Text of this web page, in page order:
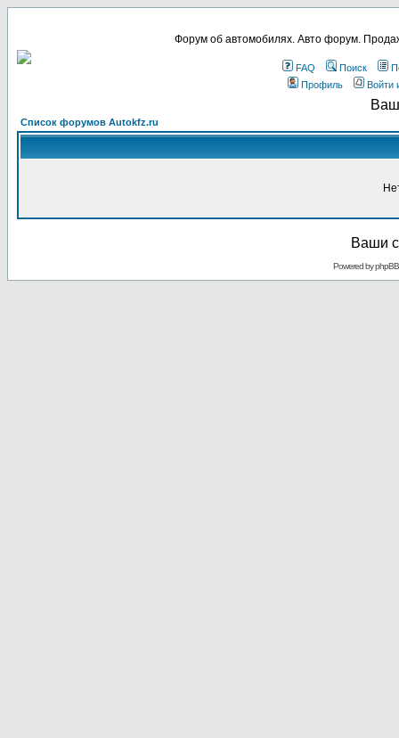
Форум об автомобилях. Авто форум.
FAQ Поиск
Профиль
Войти
Список форумов Autokfz.ru
Ваши
Powered byphpBB